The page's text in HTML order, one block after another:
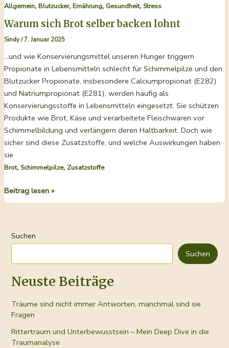
Allgemein, Blutzucker, Ernährung, Gesundheit, Stress
Warum sich Brot selber backen lohnt
Sindy/7. Januar 2025
…und wie Konservierungsmittel unseren Hunger triggern
Propionate in Lebensmitteln schlecht für Schimmelpilze und den
Blutzucker Propionate, insbesondere Calciumpropionat (E282)
und Natriumpropionat (E281), werden häufig als
Konservierungsstoffe in Lebensmitteln eingesetzt. Sie schützen
Produkte wie Brot, Käse und verarbeitete Fleischwaren vor
Schimmelbildung und verlängern deren Haltbarkeit. Doch wie
sicher sind diese Zusatzstoffe, und welche Auswirkungen haben
sie
Brot, Schimmelpilze, Zusatzstoffe
Warum
sich
backen
Beitrag lesen »
Suchen
Suchen
Neuste Beiträge
Träume sind nicht immer Antworten, manchmal sind sie
Fragen
Rittertraum und Unterbewusstsein – Mein Deep Dive in die
Traumanalyse